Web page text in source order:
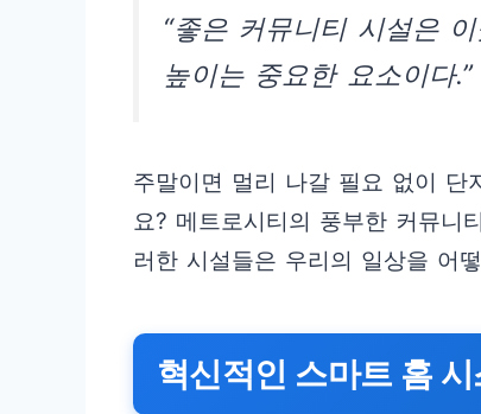
“좋은 커뮤니티 시설은
높이는 중요한 요소이다.”
주말이면 멀리 나갈 필요 없이 단
요? 메트로시티의 풍부한 커뮤니
러한 시설들은 우리의 일상을 어
혁신적인 스마트 홈